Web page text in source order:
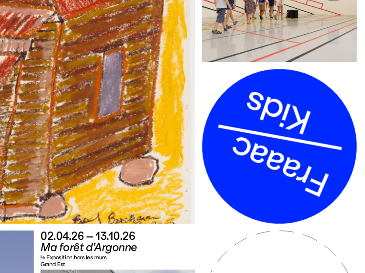
02.04.26 – 13.10.26
Ma forêt d’Argonne
↳ Exposition hors les murs
Grand Est